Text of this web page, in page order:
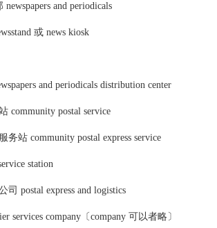
and periodicals
或 news kiosk
and periodicals distribution center
community postal service
务站 community postal express service
station
司 postal express and logistics
services company〔company 可以者略〕